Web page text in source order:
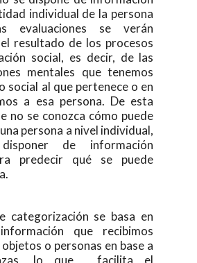
individual de la persona
evaluaciones se verán
resultado de los procesos
social, es decir, de las
mentales que tenemos
social al que pertenece o en
a esa persona. De esta
no se conozca cómo puede
persona a nivel individual,
de información
predecir qué se puede
categorización se basa en
que recibimos
o personas en base a
lo que facilita el